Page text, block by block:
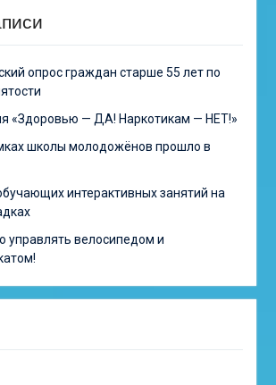
опрос граждан старше 55 лет по
«Здоровью — ДА! Наркотикам — НЕТ!»
школы молодожёнов прошло в
интерактивных занятий на
управлять велосипедом и